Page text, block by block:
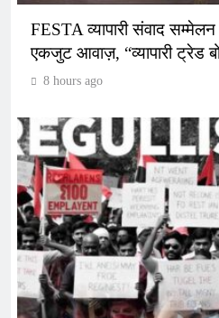
FESTA व्यापारी संवाद सम्मेलन
एकजुट आवाज़, “व्यापारी ट्रेड
8 hours ago